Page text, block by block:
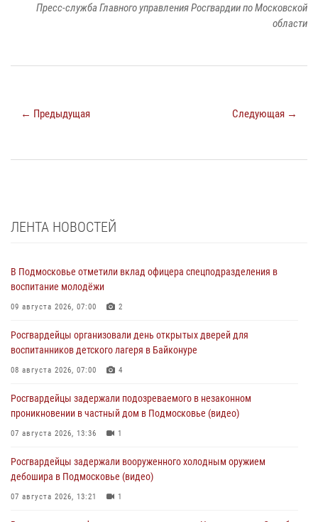
Пресс-служба Главного управления Росгвардии по Московской
области
← Предыдущая Следующая →
ЛЕНТА НОВОСТЕЙ
В Подмосковье отметили вклад офицера спецподразделения в
воспитание молодёжи
09 августа 2026, 07:00 2
Росгвардейцы организовали день открытых дверей для
воспитанников детского лагеря в Байконуре
08 августа 2026, 07:00 4
Росгвардейцы задержали подозреваемого в незаконном
проникновении в частный дом в Подмосковье (видео)
07 августа 2026, 13:36 1
Росгвардейцы задержали вооруженного холодным оружием
дебошира в Подмосковье (видео)
07 августа 2026, 13:21 1